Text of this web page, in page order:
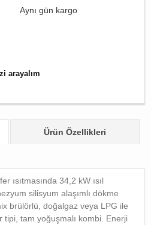
Aynı gün kargo
arayalım
Ürün Özellikleri
ısıtmasında 34,2 kW ısıl
silisyum alaşımlı dökme
brülörlü, doğalgaz veya LPG ile
tipi, tam yoğuşmalı kombi. Enerji